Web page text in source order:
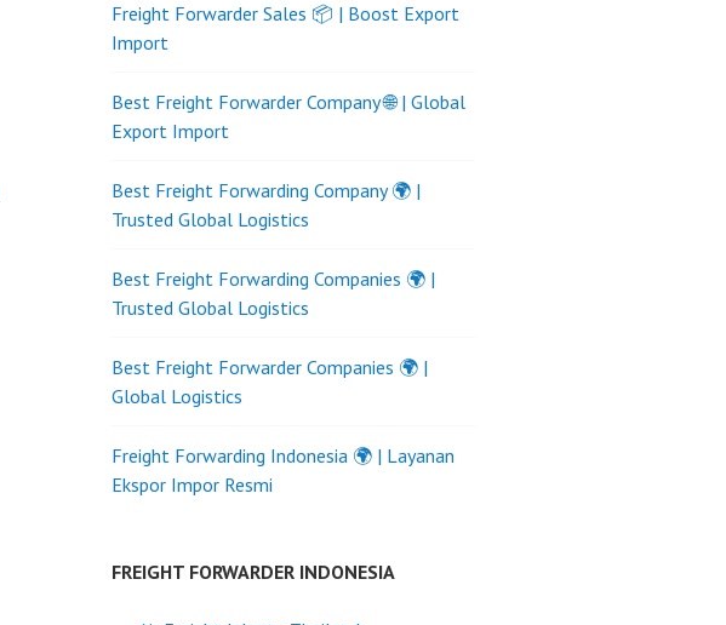
Freight Forwarder Sales 📦 | Boost Export
Import
Best Freight Forwarder Company 🌐 | Global
Export Import
Best Freight Forwarding Company 🌍 |
Trusted Global Logistics
Best Freight Forwarding Companies 🌍 |
Trusted Global Logistics
Best Freight Forwarder Companies 🌍 |
Global Logistics
Freight Forwarding Indonesia 🌍 | Layanan
Ekspor Impor Resmi
FREIGHT FORWARDER INDONESIA